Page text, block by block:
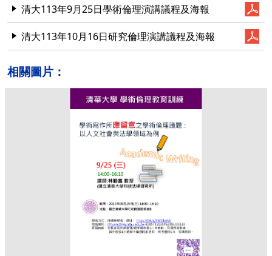
清大113年9月25日學術倫理演講議程及海報
清大113年10月16日研究倫理演講議程及海報
相關圖片：